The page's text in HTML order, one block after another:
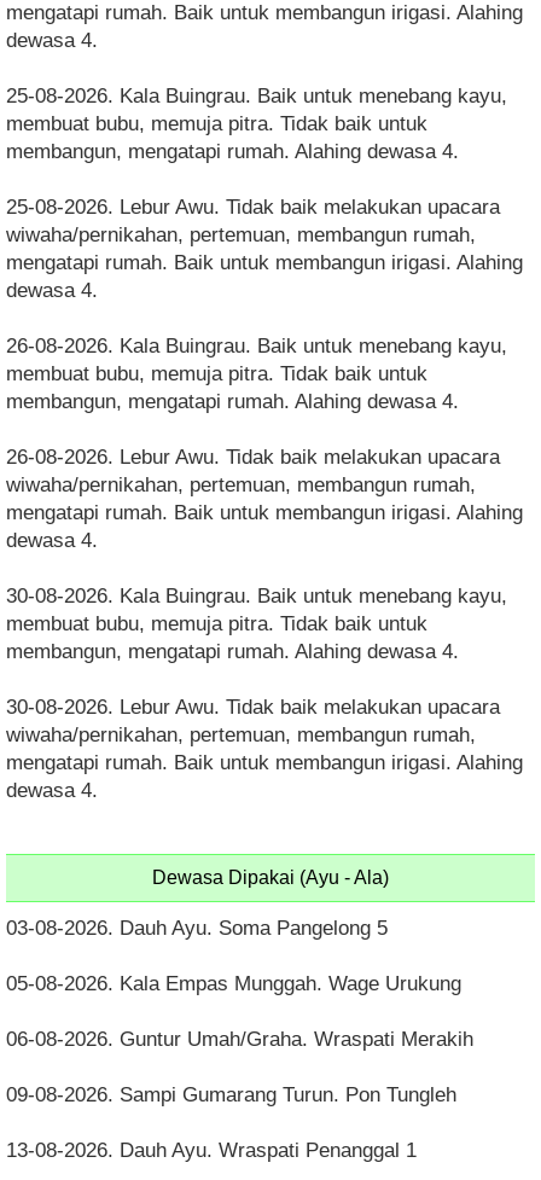
mengatapi rumah. Baik untuk membangun irigasi. Alahing
dewasa 4.
25-08-2026. Kala Buingrau. Baik untuk menebang kayu,
membuat bubu, memuja pitra. Tidak baik untuk
membangun, mengatapi rumah. Alahing dewasa 4.
25-08-2026. Lebur Awu. Tidak baik melakukan upacara
wiwaha/pernikahan, pertemuan, membangun rumah,
mengatapi rumah. Baik untuk membangun irigasi. Alahing
dewasa 4.
26-08-2026. Kala Buingrau. Baik untuk menebang kayu,
membuat bubu, memuja pitra. Tidak baik untuk
membangun, mengatapi rumah. Alahing dewasa 4.
26-08-2026. Lebur Awu. Tidak baik melakukan upacara
wiwaha/pernikahan, pertemuan, membangun rumah,
mengatapi rumah. Baik untuk membangun irigasi. Alahing
dewasa 4.
30-08-2026. Kala Buingrau. Baik untuk menebang kayu,
membuat bubu, memuja pitra. Tidak baik untuk
membangun, mengatapi rumah. Alahing dewasa 4.
30-08-2026. Lebur Awu. Tidak baik melakukan upacara
wiwaha/pernikahan, pertemuan, membangun rumah,
mengatapi rumah. Baik untuk membangun irigasi. Alahing
dewasa 4.
Dewasa Dipakai (Ayu - Ala)
03-08-2026. Dauh Ayu. Soma Pangelong 5
05-08-2026. Kala Empas Munggah. Wage Urukung
06-08-2026. Guntur Umah/Graha. Wraspati Merakih
09-08-2026. Sampi Gumarang Turun. Pon Tungleh
13-08-2026. Dauh Ayu. Wraspati Penanggal 1